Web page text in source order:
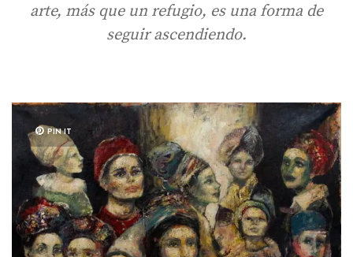
arte, más que un refugio, es una forma de
seguir ascendiendo.
PIN IT